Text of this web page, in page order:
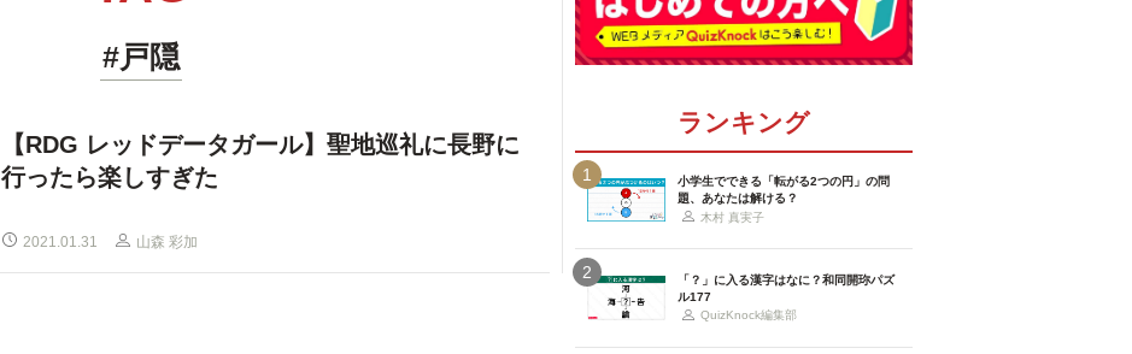
#戸隠
【RDG レッドデータガール】聖地巡礼に長野に
行ったら楽しすぎた
2021.01.31 山森 彩加
ランキング
1
小学生でできる「転がる2つの円」の問
題、あなたは解ける？
木村 真実子
2
「？」に入る漢字はなに？和同開珎パズ
ル177
QuizKnock編集部